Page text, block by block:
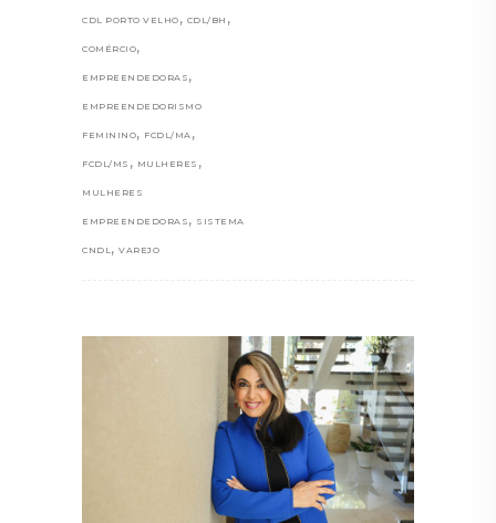
CDL PORTO VELHO , CDL/BH ,
COMÉRCIO,
EMPREENDEDORAS ,
EMPREENDEDORISMO
FEMININO, FCDL/MA ,
FCDL/MS , MULHERES ,
MULHERES
EMPREENDEDORAS , SISTEMA
CNDL , VAREJO